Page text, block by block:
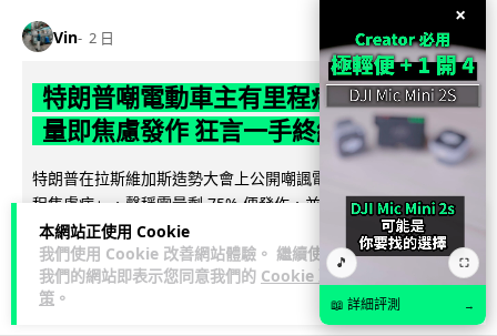
本網站正使用 Cookie
我們使用 Cookie 改善網站體驗。 繼續使用
我們的網站即表示您同意我們的 Cookie 政
策 。
Vin 2 日
特朗普嘲電動車主有里程病 剩 75% 電
量即焦慮發作 狂言一手終結電車指令
特朗普在拉斯維加斯造勢大會上公開嘲諷電動車車主患有「里
程焦慮病」，聲稱電量剩 75% 便發作，並重申已廢除電動車強
制令。惟專業車媒隨即反駁，...
639 279↗ 分享
×
🎵 ⛶
📖 詳細評測 →